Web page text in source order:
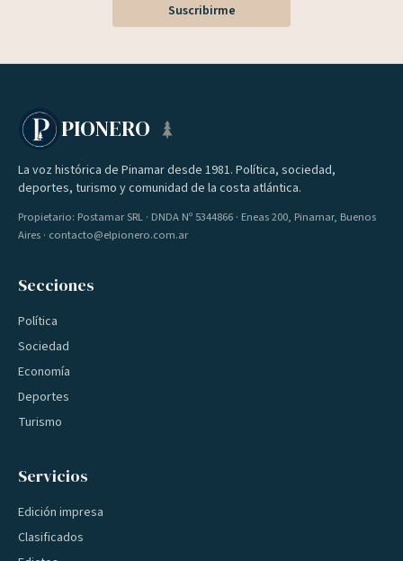
Suscribirme
PIONERO
La voz histórica de Pinamar desde 1981. Política, sociedad,
deportes, turismo y comunidad de la costa atlántica.
Propietario: Postamar SRL · DNDA Nº 5344866 · Eneas 200, Pinamar, Buenos
Aires · contacto@elpionero.com.ar
Secciones
Política
Sociedad
Economía
Deportes
Turismo
Servicios
Edición impresa
Clasificados